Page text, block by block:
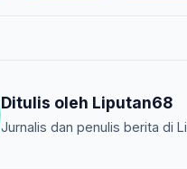
Ditulis oleh Liputan68
Jurnalis dan penulis berita di